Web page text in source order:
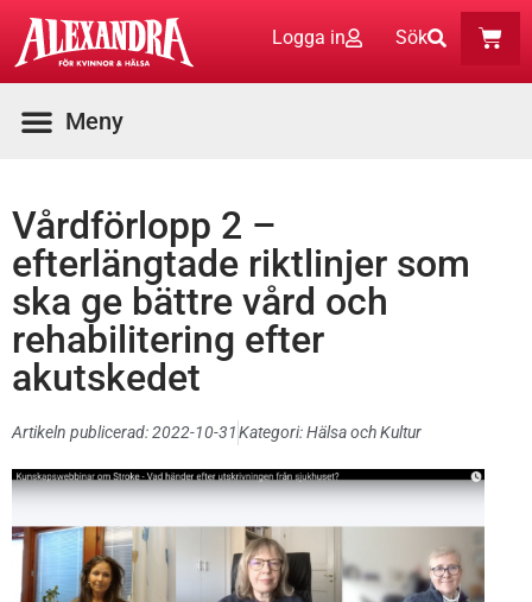
Logga in Sök
Vårdförlopp 2 –
efterlängtade riktlinjer som
ska ge bättre vård och
rehabilitering efter
akutskedet
Artikeln publicerad:2022-10-31Kategori:Hälsa och Kultur